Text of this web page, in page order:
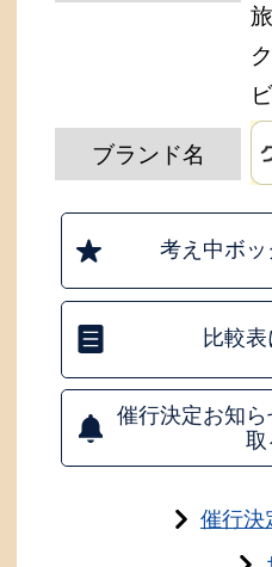
ブランド名
考え中ボ
比較
催行決定お知
取
催行決